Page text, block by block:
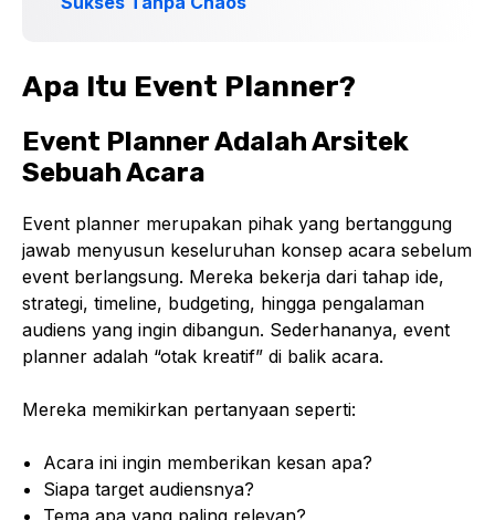
Apa Itu Event Planner?
Event Planner Adalah Arsitek
Sebuah Acara
Event planner merupakan pihak yang bertanggung
jawab menyusun keseluruhan konsep acara sebelum
event berlangsung. Mereka bekerja dari tahap ide,
strategi, timeline, budgeting, hingga pengalaman
audiens yang ingin dibangun. Sederhananya, event
planner adalah “otak kreatif” di balik acara.
Mereka memikirkan pertanyaan seperti:
Acara ini ingin memberikan kesan apa?
Siapa target audiensnya?